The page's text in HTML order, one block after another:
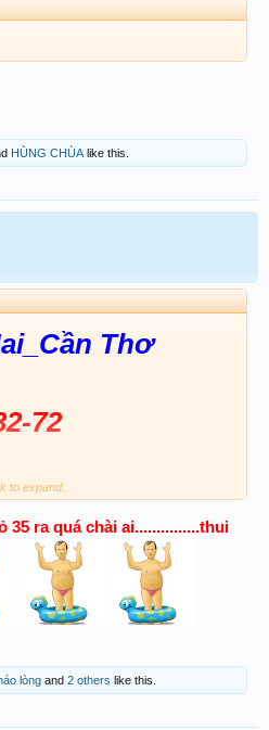
HÙNG CHÙA like this.
Thơ
72
ghép 4
to expand...
35 ra quá chài ai...............thui
lòng and 2 others like this.